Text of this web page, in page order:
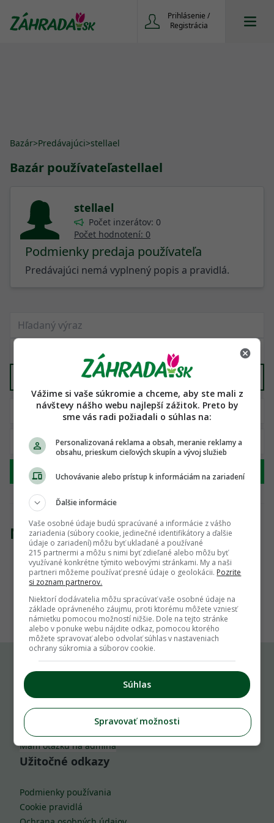
Prihlásenie /
Registrácia
Bazár>Predávajúci>stellael
Bazár používateľastellael
stellael
Počet inzerátov: 0
Počet hodnotení: 0
Podmienky predaja používateľa
Predávajúci nemá vyplnený popis a pravidlá.
Záhradný nábytok
Hľadať
Nenašli sme žiadny produkt
1
Komu môžeš napísať
info@zahrada.sk
Nahlás chybu
Mám otázku na admina
Užitočné odkazy
Podmienky používania
Cookie pravidlá
Vážime si vaše súkromie a chceme, aby ste mali z
návštevy nášho webu najlepší zážitok. Preto by
sme vás radi požiadali o súhlas na:
Personalizovaná reklama a obsah, meranie reklamy a
obsahu, prieskum cieľových skupín a vývoj služieb
Uchovávanie alebo prístup k informáciám na zariadení
Ďalšie informácie
Vaše osobné údaje budú spracúvané a informácie z vášho
zariadenia (súbory cookie, jedinečné identifikátory a ďalšie
údaje o zariadení) môžu byť ukladané a používané
215 partnermi a môžu s nimi byť zdieľané alebo môžu byť
využívané konkrétne týmito webovými stránkami. My a naši
partneri môžeme používať presné údaje o geolokácii. Pozrite
si zoznam partnerov.
Niektorí dodávatelia môžu spracúvať vaše osobné údaje na
základe oprávneného záujmu, proti ktorému môžete vzniesť
námietku pomocou možností nižšie. Dole na tejto stránke
alebo v ponuke webu nájdite odkaz, pomocou ktorého
môžete spravovať alebo odvolať súhlas v nastaveniach
ochrany súkromia a súborov cookie.
Súhlas
Spravovať možnosti